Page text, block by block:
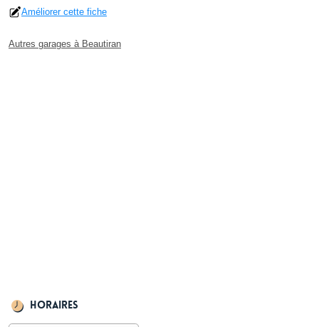
Améliorer cette fiche
Autres garages à Beautiran
Horaires